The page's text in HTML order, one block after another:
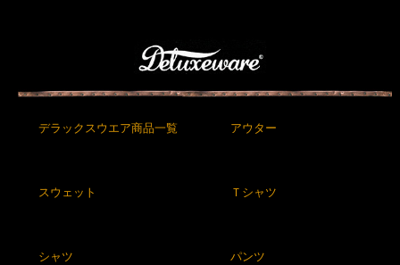
デラックスウエア商品一覧 アウター
スウェット Ｔシャツ
シャツ パンツ